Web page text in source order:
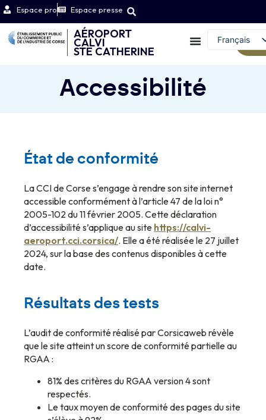
Espace pro Espace presse
AÉROPORT
CALVI
STE CATHERINE
Français
English (UK)
Accessibilité
État de conformité
La CCI de Corse s’engage à rendre son site internet
accessible conformément à l’article 47 de la loi n°
2005-102 du 11 février 2005. Cette déclaration
d’accessibilité s’applique au site https://calvi-
aeroport.cci.corsica/. Elle a été réalisée le 27 juillet
2024, sur la base des contenus disponibles à cette
date.
Résultats des tests
L’audit de conformité réalisé par Corsicaweb révèle
que le site atteint un score de conformité partielle au
RGAA :
81% des critères du RGAA version 4 sont
respectés.
Le taux moyen de conformité des pages du site